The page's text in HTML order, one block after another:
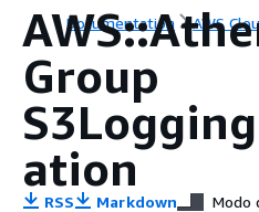
Documentation AWS
Group
ation
RSS Markdown Modo